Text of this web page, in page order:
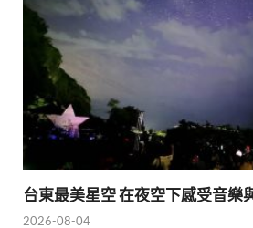
台東最美星空 在夜空下感受音樂
2026-08-04